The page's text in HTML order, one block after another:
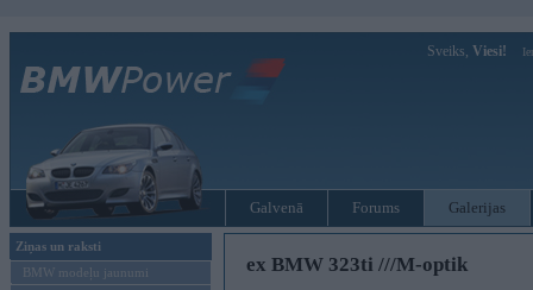
Sveiks, Viesi!
Galvenā Forums Galerijas
Ziņas un raksti
BMW modeļu jaunumi
ex BMW 323ti ///M-optik